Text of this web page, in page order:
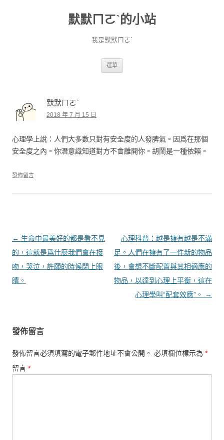
默默ㄇㄛˋ的小站
我是默默ㄇㄛˋ
選單
默默ㄇㄛˋ
2018 年 7 月 15 日
心理學上說：人們大多數只對有安全度的人發脾氣。因爲在那個
安全度之內。你潛意識知道對方不會離開你。胡鬧是一種依賴。
發佈留言
文章導覽
← 生命中最美好的都是看不見
的，這就是爲什麼我們會在接
吻，哭泣，許願的時候閉上眼
睛。
心理科普：越是擁有越是不滿
足。人們在擁有了一件新的物品
後，會想不斷配置與其相適應的
物品，以達到心理上平衡，這在
心理學叫“配套效應”。
→
發佈留言
發佈留言必須填寫的電子郵件地址不會公開。 必填欄位標示為 *
留言 *